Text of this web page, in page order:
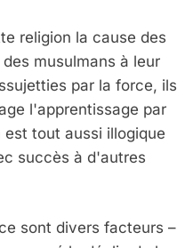
religion la cause des
musulmans à leur
par la force, ils
l'apprentissage par
tout aussi illogique
succès à d'autres
sont divers facteurs –